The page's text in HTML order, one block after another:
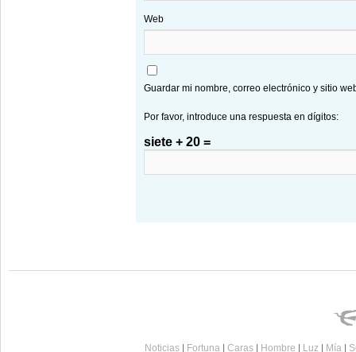
Web
Guardar mi nombre, correo electrónico y sitio
Por favor, introduce una respuesta en dígitos:
siete + 20 =
Noticias| Fortuna| Caras| Hombre Luz| Mía|